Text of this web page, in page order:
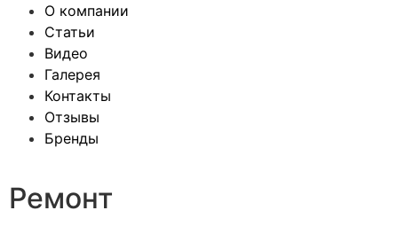
О компании
Статьи
Видео
Галерея
Контакты
Отзывы
Бренды
Ремонт